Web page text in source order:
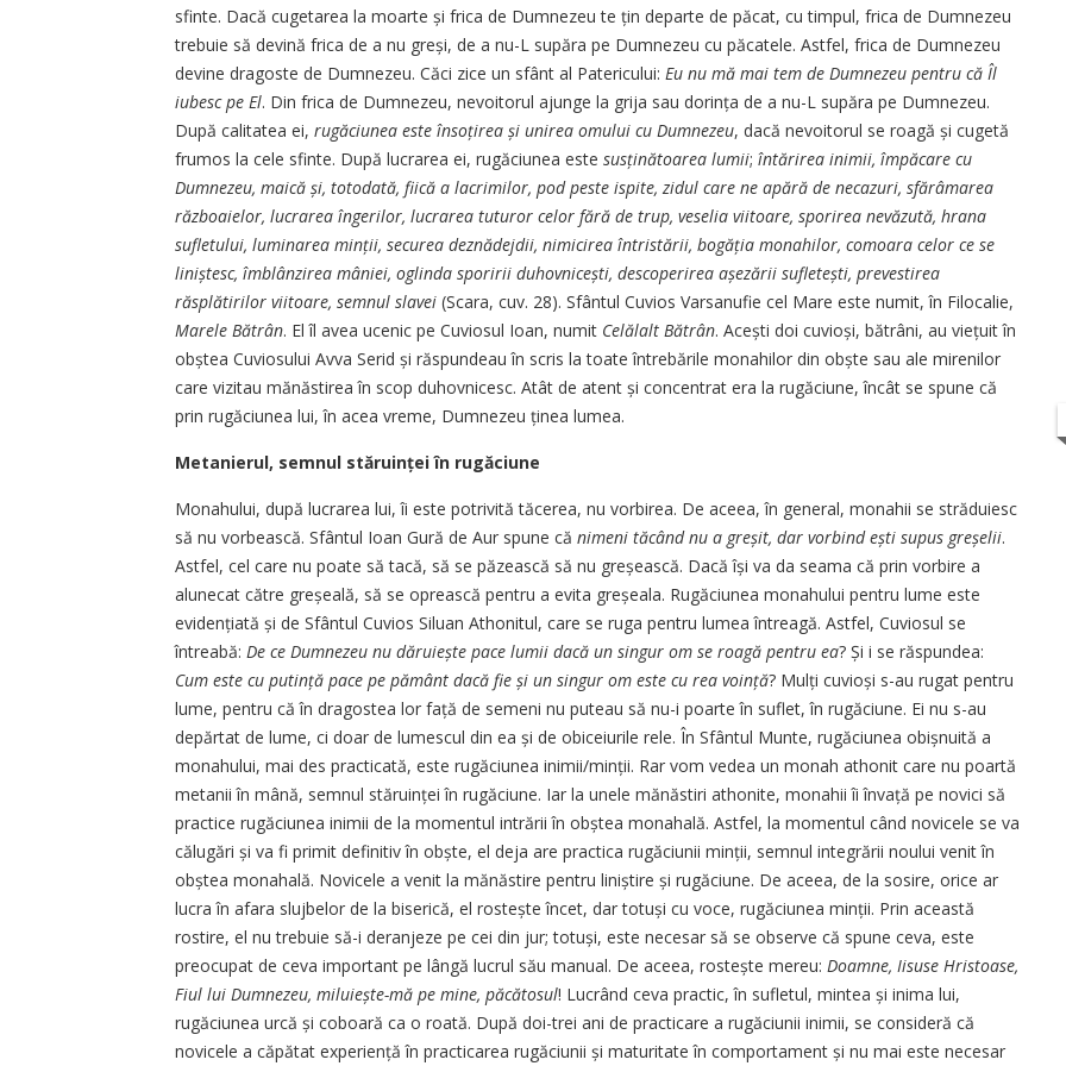
sfinte. Dacă cugetarea la moarte și frica de Dumnezeu te țin departe de păcat, cu timpul, frica de Dumnezeu
trebuie să devină frica de a nu greși, de a nu-L supăra pe Dumnezeu cu păcatele. Astfel, frica de Dumnezeu
devine dragoste de Dumnezeu. Căci zice un sfânt al Patericului: Eu nu mă mai tem de Dumnezeu pentru că Îl
iubesc pe El. Din frica de Dumnezeu, nevoitorul ajunge la grija sau dorința de a nu-L supăra pe Dumnezeu.
După calitatea ei, rugăciunea este însoțirea și unirea omului cu Dumnezeu, dacă nevoitorul se roagă și cugetă
frumos la cele sfinte. După lucrarea ei, rugăciunea este susținătoarea lumii; întărirea inimii, împăcare cu
Dumnezeu, maică și, totodată, fiică a lacrimilor, pod peste ispite, zidul care ne apără de necazuri, sfărâmarea
războaielor, lucrarea îngerilor, lucrarea tuturor celor fără de trup, veselia viitoare, sporirea nevăzută, hrana
sufletului, luminarea minții, securea deznădejdii, nimicirea întristării, bogăția monahilor, comoara celor ce se
liniștesc, îmblânzirea mâniei, oglinda sporirii duhovnicești, descoperirea așezării sufletești, prevestirea
răsplătirilor viitoare, semnul slavei (Scara, cuv. 28). Sfântul Cuvios Varsanufie cel Mare este numit, în Filocalie,
Marele Bătrân. El îl avea ucenic pe Cuviosul Ioan, numit Celălalt Bătrân. Acești doi cuvioși, bătrâni, au viețuit în
obștea Cuviosului Avva Serid și răspundeau în scris la toate întrebările monahilor din obște sau ale mirenilor
care vizitau mănăstirea în scop duhovnicesc. Atât de atent și concentrat era la rugăciune, încât se spune că
prin rugăciunea lui, în acea vreme, Dumnezeu ținea lumea.
Metanierul, semnul stăruinței în rugăciune
Monahului, după lucrarea lui, îi este potrivită tăcerea, nu vorbirea. De aceea, în general, monahii se străduiesc
să nu vorbească. Sfântul Ioan Gură de Aur spune că nimeni tăcând nu a greșit, dar vorbind ești supus greșelii.
Astfel, cel care nu poate să tacă, să se păzească să nu greșească. Dacă își va da seama că prin vorbire a
alunecat către greșeală, să se oprească pentru a evita greșeala. Rugăciunea monahului pentru lume este
evidențiată și de Sfântul Cuvios Siluan Athonitul, care se ruga pentru lumea întreagă. Astfel, Cuviosul se
întreabă: De ce Dumnezeu nu dăruiește pace lumii dacă un singur om se roagă pentru ea? Și i se răspundea:
Cum este cu putință pace pe pământ dacă fie și un singur om este cu rea voință? Mulți cuvioși s-au rugat pentru
lume, pentru că în dragostea lor față de semeni nu puteau să nu-i poarte în suflet, în rugăciune. Ei nu s-au
depărtat de lume, ci doar de lumescul din ea și de obiceiurile rele. În Sfântul Munte, rugăciunea obișnuită a
monahului, mai des practicată, este rugăciunea inimii/minții. Rar vom vedea un monah athonit care nu poartă
metanii în mână, semnul stăruinței în rugăciune. Iar la unele mănăstiri athonite, monahii îi învață pe novici să
practice rugăciunea inimii de la momentul intrării în obștea monahală. Astfel, la momentul când novicele se va
călugări și va fi primit definitiv în obște, el deja are practica rugăciunii minții, semnul integrării noului venit în
obștea monahală. Novicele a venit la mănăstire pentru liniștire și rugăciune. De aceea, de la sosire, orice ar
lucra în afara slujbelor de la biserică, el rostește încet, dar totuși cu voce, rugăciunea minții. Prin această
rostire, el nu trebuie să-i deranjeze pe cei din jur; totuși, este necesar să se observe că spune ceva, este
preocupat de ceva important pe lângă lucrul său manual. De aceea, rostește mereu: Doamne, Iisuse Hristoase,
Fiul lui Dumnezeu, miluiește-mă pe mine, păcătosul! Lucrând ceva practic, în sufletul, mintea și inima lui,
rugăciunea urcă și coboară ca o roată. După doi-trei ani de practicare a rugăciunii inimii, se consideră că
novicele a căpătat experiență în practicarea rugăciunii și maturitate în comportament și nu mai este necesar